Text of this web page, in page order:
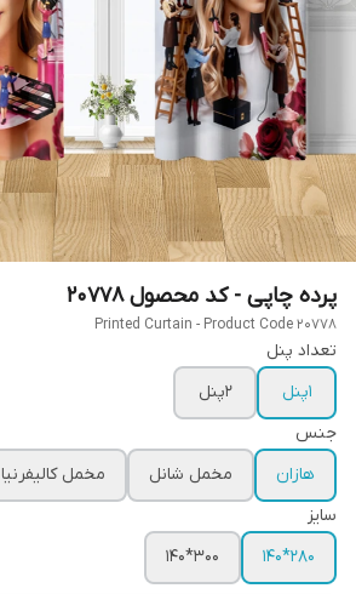
پرده چاپی - کد محصول 20778
Printed Curtain - Product Code 20778
تعداد پنل
1پنل
2پنل
جنس
هازان
مخمل شانل
مخمل کالیفرنیا
سایز
280*140
300*140